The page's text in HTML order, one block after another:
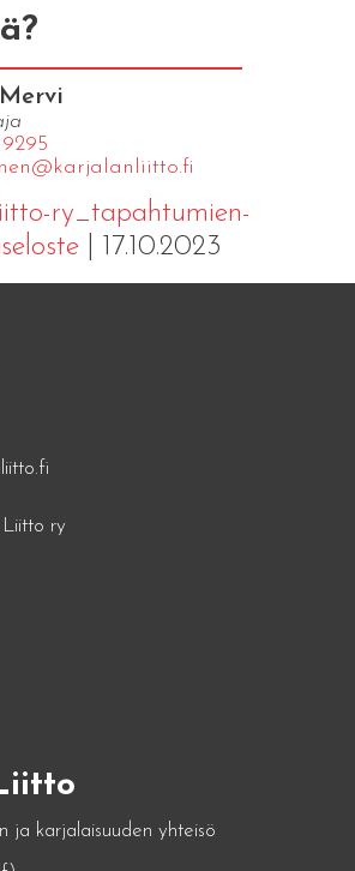
ry_tapahtumien-
| 17.10.2023
ry
ja karjalaisuuden yhteisö